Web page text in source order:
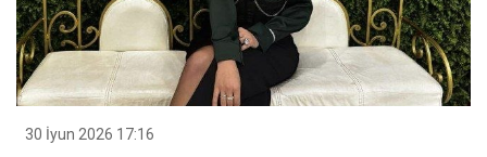
30 İyun 2026 17:16